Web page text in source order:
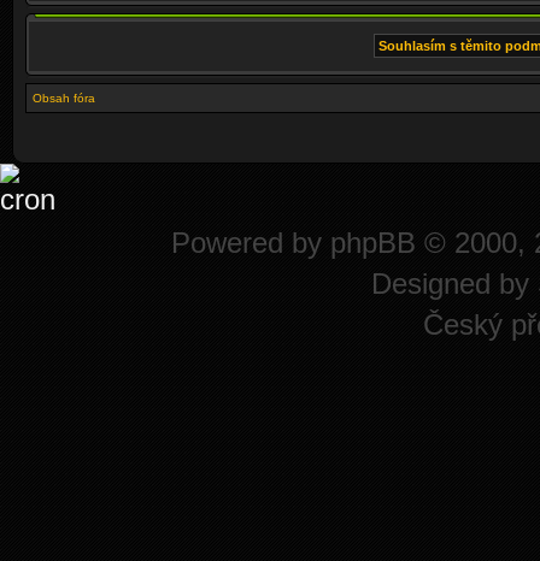
Obsah fóra
Powered by phpBB © 2000,
Designed by
Český